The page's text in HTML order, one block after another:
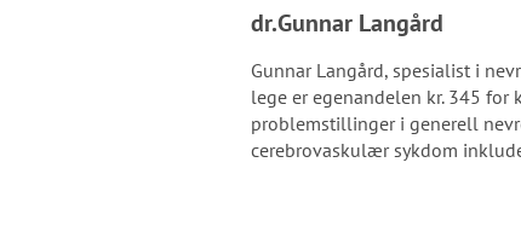
dr.Gunnar Langård
Gunnar Langård, spesialist i
lege er egenandelen kr. 345
problemstillinger i generell
cerebrovaskulær sykdom